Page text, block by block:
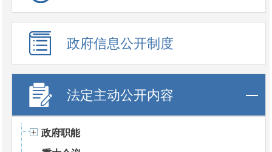
政府信息公开制度
法定主动公开内容
政府职能